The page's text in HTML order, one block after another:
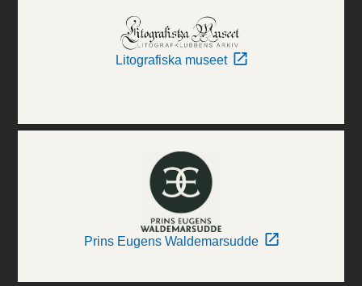
Litografiska museet
Prins Eugens Waldemarsudde